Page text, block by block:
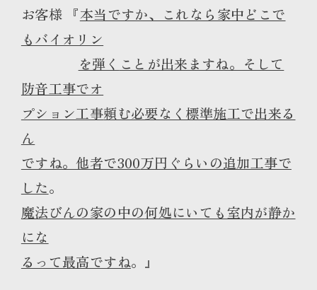
お客様 『本当ですか、これなら家中どこで
もバイオリン
を弾く ことが出来ますね。そして
防音工事でオ
プション工事頼む必要なく標準施工で出来る
ん
ですね。他者で300万円ぐらいの追加工事で
した。
魔法びんの家の中の何処にいても室内が静か
にな
るって最高ですね。』